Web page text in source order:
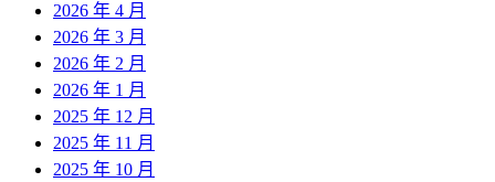
2026 年 4 月
2026 年 3 月
2026 年 2 月
2026 年 1 月
2025 年 12 月
2025 年 11 月
2025 年 10 月